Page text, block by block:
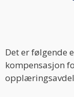
Det er følgende
kompensasjon